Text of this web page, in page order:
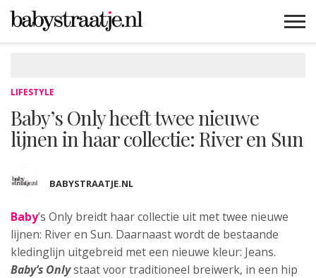
LIFESTYLE
Baby’s Only heeft twee nieuwe
lijnen in haar collectie: River en Sun
BABYSTRAATJE.NL
Baby’s Only breidt haar collectie uit met twee nieuwe
lijnen: River en Sun. Daarnaastwordt de bestaande
kledinglijn uitgebreid met een nieuwe kleur: Jeans.
Baby’s Onlystaat voor traditioneel breiwerk, in een hip